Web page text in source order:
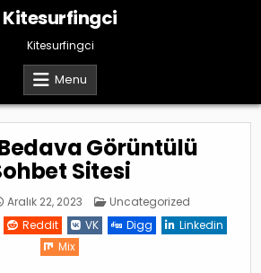
Kitesurfingci
Kitesurfingci
Menu
Görüntülü
Sitesi
Aralık 22, 2023 Posted
Uncategorized
Reddit VK Digg
Linkedin
Mix